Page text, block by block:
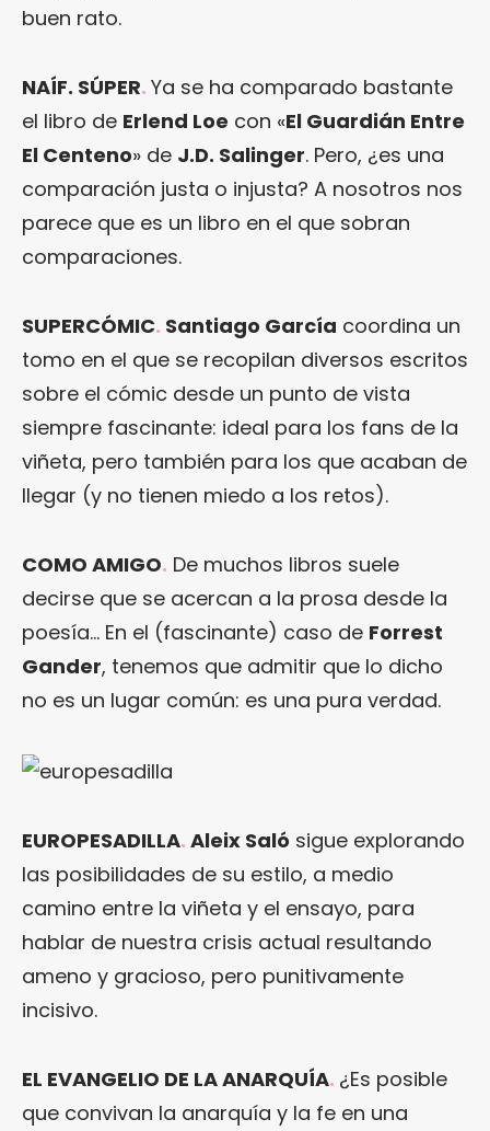
buen rato.
NAÍF. SÚPER. Ya se ha comparado bastante
el libro de Erlend Loe con «El Guardián Entre
El Centeno» de J.D. Salinger. Pero, ¿es una
comparación justa o injusta? A nosotros nos
parece que es un libro en el que sobran
comparaciones.
SUPERCÓMIC. Santiago García coordina un
tomo en el que se recopilan diversos escritos
sobre el cómic desde un punto de vista
siempre fascinante: ideal para los fans de la
viñeta, pero también para los que acaban de
llegar (y no tienen miedo a los retos).
COMO AMIGO. De muchos libros suele
decirse que se acercan a la prosa desde la
poesía… En el (fascinante) caso de Forrest
Gander, tenemos que admitir que lo dicho
no es un lugar común: es una pura verdad.
EUROPESADILLA. Aleix Saló sigue explorando
las posibilidades de su estilo, a medio
camino entre la viñeta y el ensayo, para
hablar de nuestra crisis actual resultando
ameno y gracioso, pero punitivamente
incisivo.
EL EVANGELIO DE LA ANARQUÍA. ¿Es posible
que convivan la anarquía y la fe en una